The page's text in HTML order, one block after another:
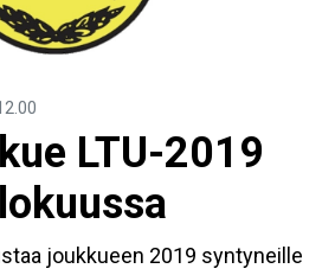
LTU-2019
joukkueen 2019 syntyneille